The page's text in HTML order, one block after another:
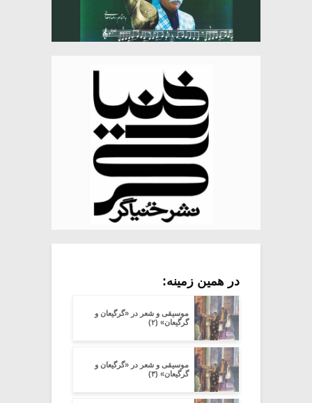
در همین زمینه:
موسیقی و شعر در «گرگیعان و
گرگیعان» (۲)
موسیقی و شعر در «گرگیعان و
گرگیعان» (۳)